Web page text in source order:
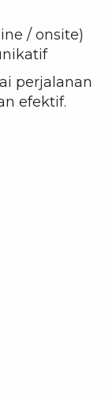
/ onsite)
perjalanan
efektif.